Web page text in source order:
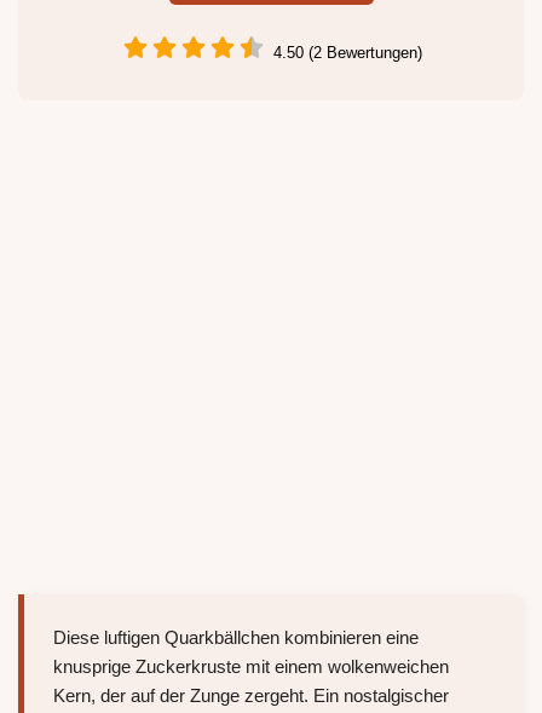
4.50 (2 Bewertungen)
Diese luftigen Quarkbällchen kombinieren eine
knusprige Zuckerkruste mit einem wolkenweichen
Kern, der auf der Zunge zergeht. Ein nostalgischer